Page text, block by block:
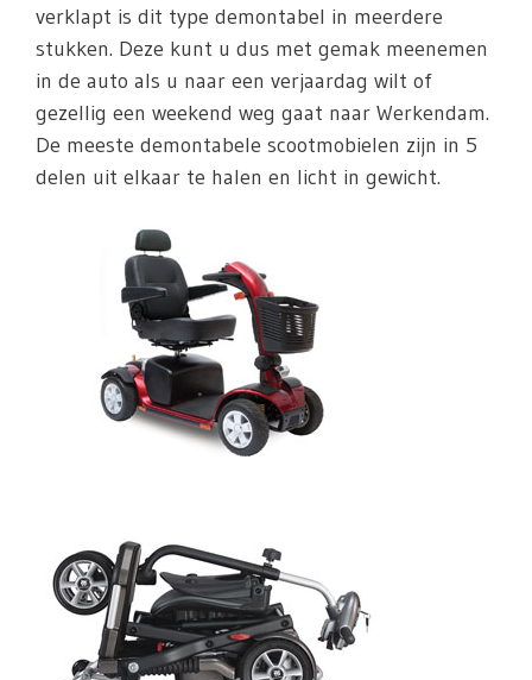
verklapt is dit type demontabel in meerdere
stukken. Deze kunt u dus met gemak meenemen
in de auto als u naar een verjaardag wilt of
gezellig een weekend weg gaat naar Werkendam.
De meeste demontabele scootmobielen zijn in 5
delen uit elkaar te halen en licht in gewicht.